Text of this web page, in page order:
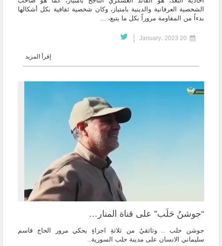
الشخصية العرفانية والدينية بامتياز، وكان شخصية ثقافية بكل أشكالها
بدءاً من المقاومة مروراً بكل ما يتبع، ...
إقرأ المزيد
“جوشنُ حَلَب” على قناة المنار…
جوشن حلب .. وثائقيٌ من ثلاثةِ اجزاءٍ يحكي مرور الحاج قاسم
سليماني الانسان على مدينة حلب السورية..